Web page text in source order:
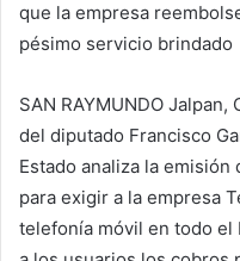
que la empresa
pésimo servicio brindado
SAN RAYMUNDO Jalpan,
del diputado Francisco
Estado analiza la
para exigir a la empresa
telefonía móvil en todo el